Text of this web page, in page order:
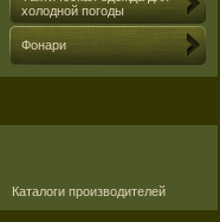
холодной погоды
Фонари
Каталоги производителей